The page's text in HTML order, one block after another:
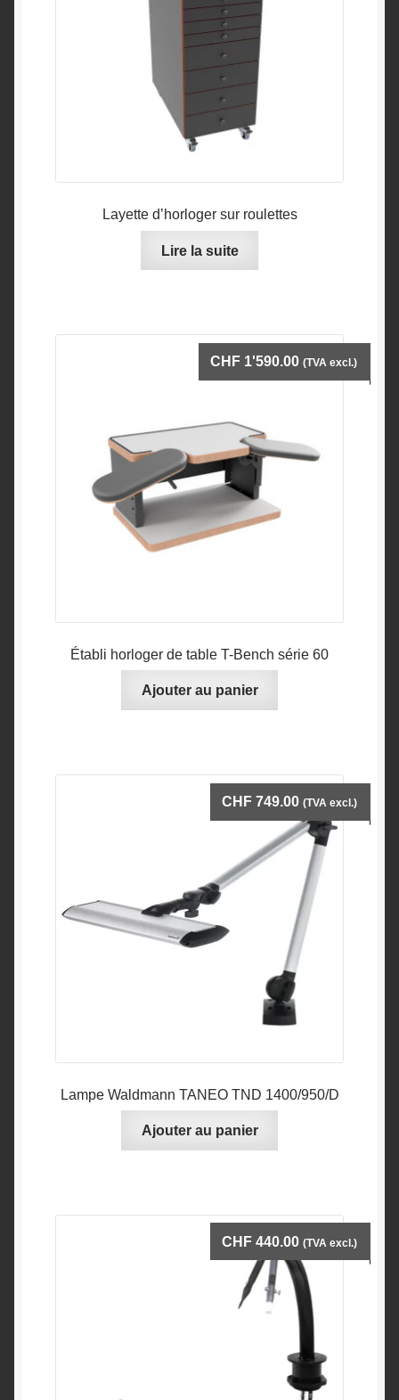
Layette d’horloger sur roulettes
Lire la suite
Établi horloger de table T-Bench série 60
CHF 1'590.00 (TVA excl.)
Ajouter au panier
Lampe Waldmann TANEO TND 1400/950/D
CHF 749.00 (TVA excl.)
Ajouter au panier
CHF 440.00 (TVA excl.)